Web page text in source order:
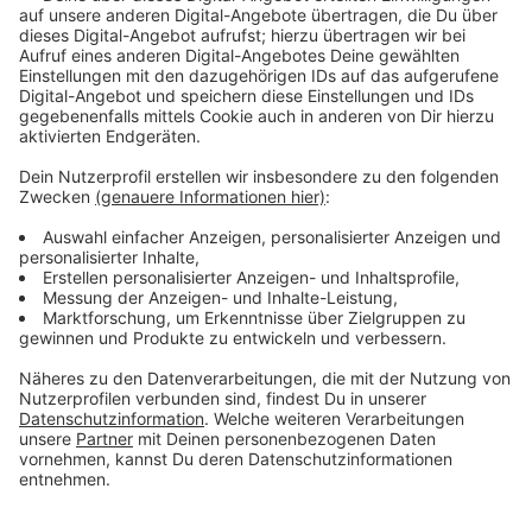
Anzeige
Die Auswertung im Detail für „Christoph
Europa 1“ (Aachen/Würselen):
Anzeige
Verletzung nach Unfällen: 22 Prozent
Notfälle Herzkreislauf-System: 34 Prozent
Neurologische Notfälle: 14 Prozent
Notfall des Atmungssystems: 13 Prozent
Internistische Notfälle: 5 Prozent
Sonstige Notfälle: 12 Prozent
=> 1684 Einsätze